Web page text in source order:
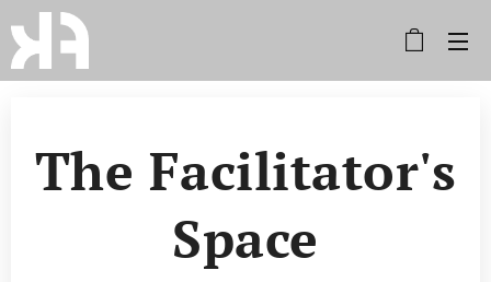
The Facilitator's
Space